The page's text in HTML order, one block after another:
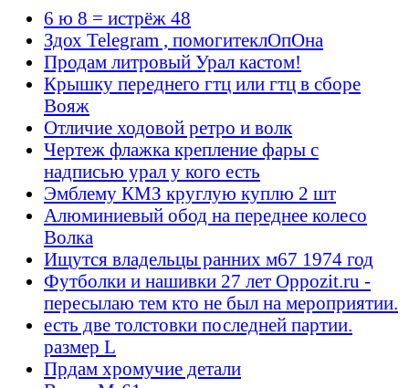
6 ю 8 = истрёж 48
Здох Telegram , помогитеклОпОна
Продам литровый Урал кастом!
Крышку переднего гтц или гтц в сборе
Вояж
Отличие ходовой ретро и волк
Чертеж флажка крепление фары с
надписью урал у кого есть
Эмблему КМЗ круглую куплю 2 шт
Алюминиевый обод на переднее колесо
Волка
Ищутся владельцы ранних м67 1974 год
Футболки и нашивки 27 лет Oppozit.ru -
пересылаю тем кто не был на мероприятии.
есть две толстовки последней партии.
размер L
Прдам хромучие детали